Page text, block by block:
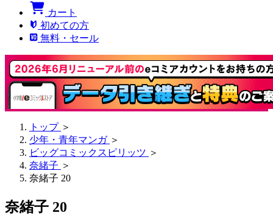
カート
初めての方
無料・セール
トップ ＞
少年・青年マンガ ＞
ビッグコミックスピリッツ ＞
奈緒子 ＞
奈緒子 20
奈緒子 20